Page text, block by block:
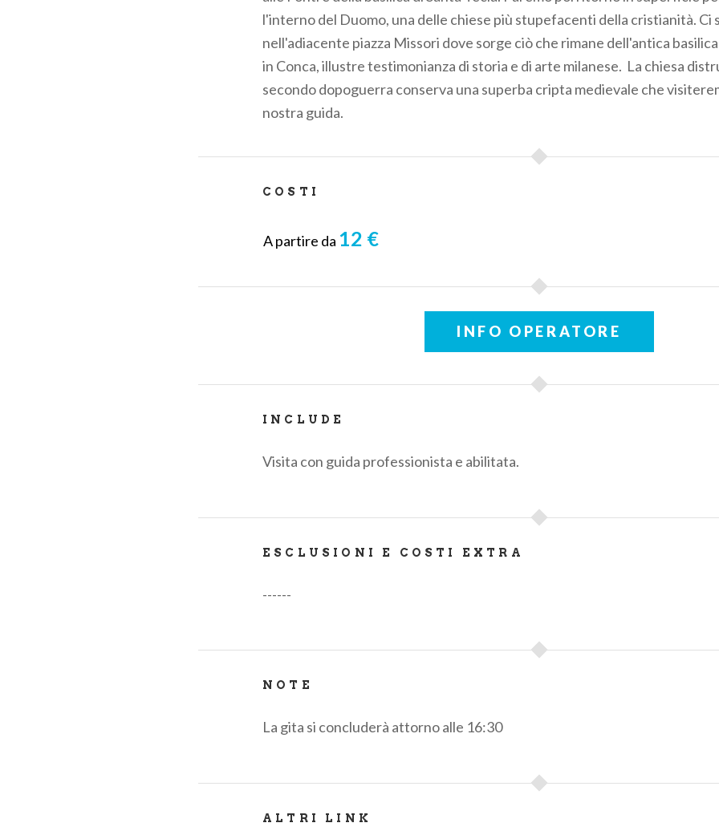
l'interno del Duomo, una delle chiese più stupefacenti della cristianità. Ci
nell'adiacente piazza Missori dove sorge ciò che rimane dell'antica basilica
in Conca, illustre testimonianza di storia e di arte milanese. La chiesa
secondo dopoguerra conserva una superba cripta medievale che
nostra guida.
COSTI
A partire da 12 €
INFO OPERATORE
INCLUDE
Visita con guida professionista e abilitata.
ESCLUSIONI E COSTI EXTRA
------
NOTE
La gita si concluderà attorno alle 16:30
ALTRI LINK